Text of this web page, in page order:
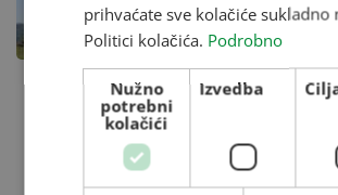
prihvaćate sve kolačiće sukladno
Politici kolačića. Podrobno
Nužno
potrebni
kolačići
Izvedba